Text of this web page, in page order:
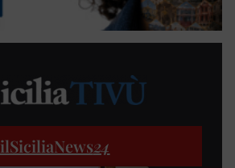
ilSiciliaNews24